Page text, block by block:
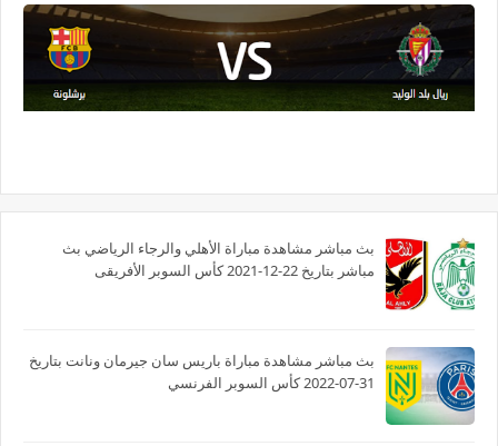
بث مباشر مشاهدة مباراة الأهلي والرجاء الرياضي بث
مباشر بتاريخ 22-12-2021 كأس السوبر الأفريقى
بث مباشر مشاهدة مباراة باريس سان جيرمان ونانت بتاريخ
31-07-2022 كأس السوبر الفرنسي